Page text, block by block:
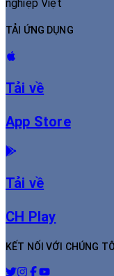
nghiệp Việt
TẢI ỨNG DỤNG
Tải về
App Store
Tải về
CH Play
KẾT NỐI VỚI CHÚNG TÔI